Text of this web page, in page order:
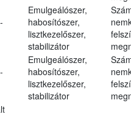
Emulgeálószer,
habosítószer,
lisztkezelőszer,
stabilizátor
Emulgeálószer,
habosítószer,
lisztkezelőszer,
stabilizátor